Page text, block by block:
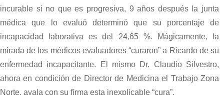
incurable si no que es progresiva, 9 años después la junta
médica que lo evaluó determinó que su porcentaje de
incapacidad laborativa es del 24,65 %. Mágicamente, la
mirada de los médicos evaluadores “curaron” a Ricardo de su
enfermedad incapacitante. El mismo Dr. Claudio Silvestro,
ahora en condición de Director de Medicina el Trabajo Zona
Norte, avala con su firma esta inexplicable “cura”.